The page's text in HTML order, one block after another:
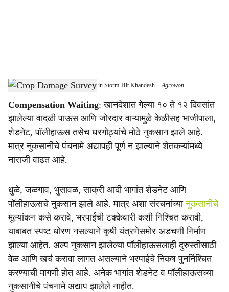
a
r
e
Damage Assessment Still Underway in Storm-Hit Khandesh -Agrowon
Compensation Waiting: खानदेशात गेल्या १० ते १२ दिवसांत
झालेल्या वादळी पाऊस आणि जोरदार वाऱ्यामुळे केळीसह भाजीपाला,
शेडनेट, पॉलीहाऊस तसेच घरगोठ्यांचे मोठे नुकसान झाले आहे.
मात्र नुकसानीचे पंचनामे अद्यापही पूर्ण न झाल्याने शेतकऱ्यांमध्ये
नाराजी वाढत आहे.
धुळे, जळगाव, भुसावळ, साक्री आदी भागांत शेडनेट आणि
पॉलीहाऊसचे नुकसान झाले आहे. मात्र अशा संरचनांच्यानुकसानीचे
मूल्यांकन कसे करावे, भरपाईची टक्केवारी कशी निश्चित करावी,
याबाबत स्पष्ट धोरण नसल्याने कृषी यंत्रणेसमोर अडचणी निर्माण
झाल्या आहेत. अल्प नुकसान झालेल्या पॉलीहाऊसलाही दुरुस्तीसाठी
वेळ आणि खर्च करावा लागत असल्याने भरपाईचे निकष पुनर्निश्चित
करण्याची मागणी होत आहे. अनेक भागांत शेडनेट व पॉलीहाऊसच्या
नुकसानीचे पंचनामे अद्याप झालेले नाहीत.